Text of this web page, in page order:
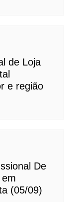
de Loja
e região
De
(05/09)